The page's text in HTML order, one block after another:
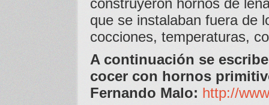
construyeron hornos de
que se instalaban fuera de
cocciones, temperaturas,
A continuación se
cocer con hornos
Fernando Malo: http://